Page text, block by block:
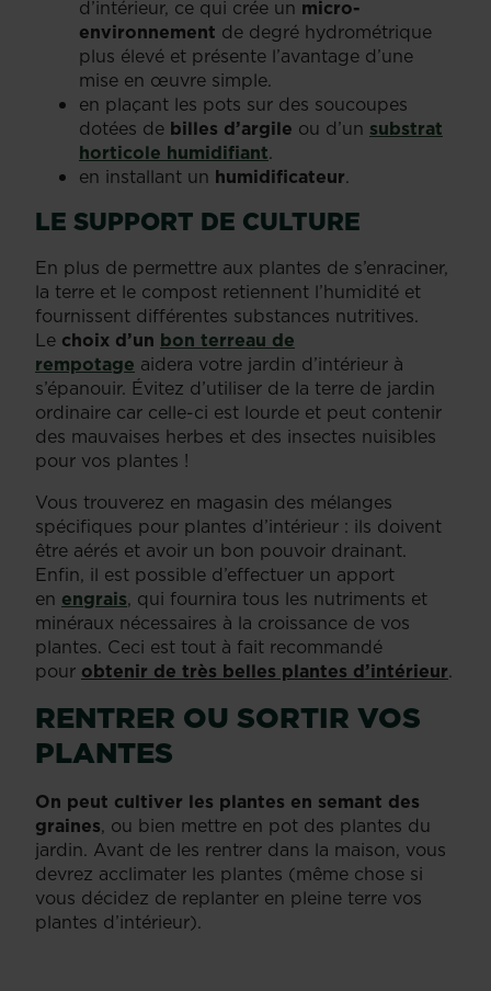
d’intérieur, ce qui crée un micro-
environnement de degré hydrométrique
plus élevé et présente l’avantage d’une
mise en œuvre simple.
en plaçant les pots sur des soucoupes
dotées de billes d’argile ou d’un substrat
horticole humidifiant.
en installant un humidificateur.
LE SUPPORT DE CULTURE
En plus de permettre aux plantes de s’enraciner,
la terre et le compost retiennent l’humidité et
fournissent différentes substances nutritives.
Le choix d’un bon terreau de
rempotage aidera votre jardin d’intérieur à
s’épanouir. Évitez d’utiliser de la terre de jardin
ordinaire car celle-ci est lourde et peut contenir
des mauvaises herbes et des insectes nuisibles
pour vos plantes !
Vous trouverez en magasin des mélanges
spécifiques pour plantes d’intérieur : ils doivent
être aérés et avoir un bon pouvoir drainant.
Enfin, il est possible d’effectuer un apport
en engrais, qui fournira tous les nutriments et
minéraux nécessaires à la croissance de vos
plantes. Ceci est tout à fait recommandé
pour obtenir de très belles plantes d’intérieur.
RENTRER OU SORTIR VOS
PLANTES
On peut cultiver les plantes en semant des
graines, ou bien mettre en pot des plantes du
jardin. Avant de les rentrer dans la maison, vous
devrez acclimater les plantes (même chose si
vous décidez de replanter en pleine terre vos
plantes d’intérieur).